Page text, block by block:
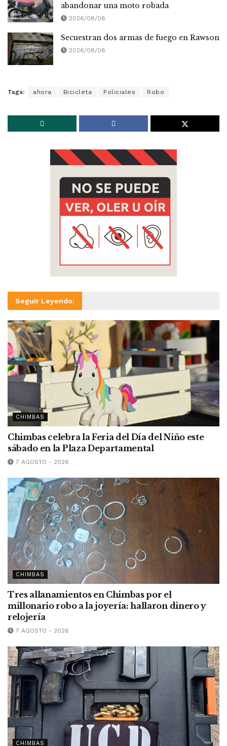
abandonar una moto robada
2026/08/08
Secuestran dos armas de fuego en Rawson
2026/08/08
Tags: ahora Bicicleta Policiales Robo
Seguir Leyendo:
CHIMBAS
Chimbas celebra la Feria del Día del Niño este
sábado en la Plaza Departamental
7 AGOSTO - 2026
CHIMBAS
Tres allanamientos en Chimbas por el
millonario robo a la joyería: hallaron dinero y
relojería
7 AGOSTO - 2026
CHIMBAS